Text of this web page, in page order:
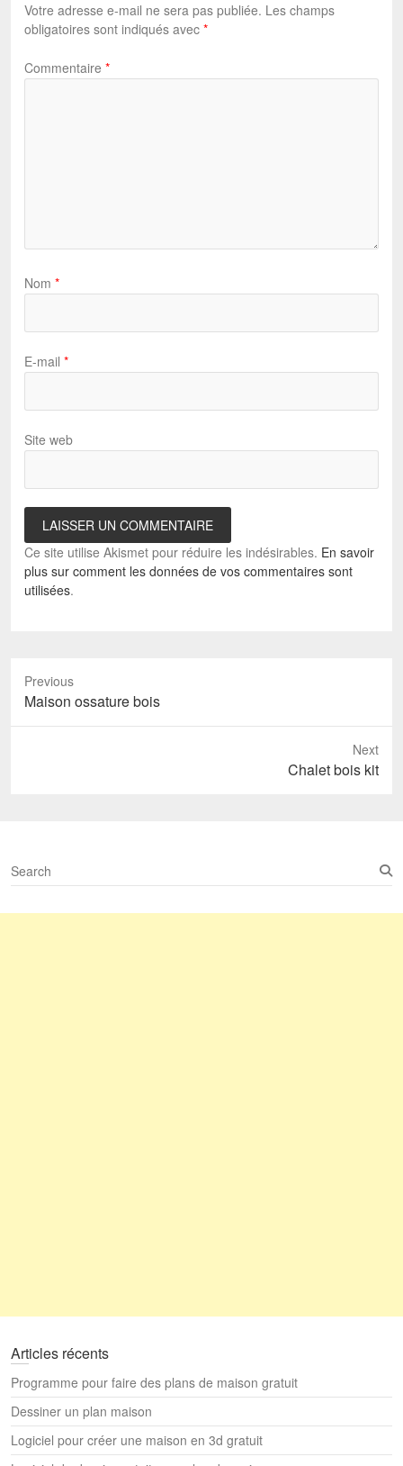
Votre adresse e-mail ne sera pas publiée. Les champs
obligatoires sont indiqués avec *
Commentaire *
Nom *
E-mail *
Site web
Ce site utilise Akismet pour réduire les indésirables. En savoir
plus sur comment les données de vos commentaires sont
utilisées.
Previous
Previous
post:
Maison ossature bois
Next
Chalet bois kit
S
e
Articles récents
Programme pour faire des plans de maison gratuit
Dessiner un plan maison
Logiciel pour créer une maison en 3d gratuit